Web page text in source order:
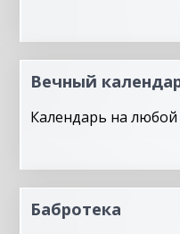
Вечный
Календарь на
Бабротека